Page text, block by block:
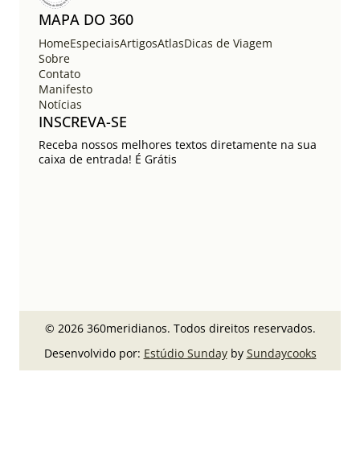
MAPA DO 360
HomeEspeciaisArtigosAtlasDicas de Viagem
Sobre
Contato
Manifesto
Notícias
INSCREVA-SE
Receba nossos melhores textos diretamente na sua
caixa de entrada! É Grátis
© 2026 360meridianos. Todos direitos reservados.
Desenvolvido por: Estúdio Sundayby Sundaycooks